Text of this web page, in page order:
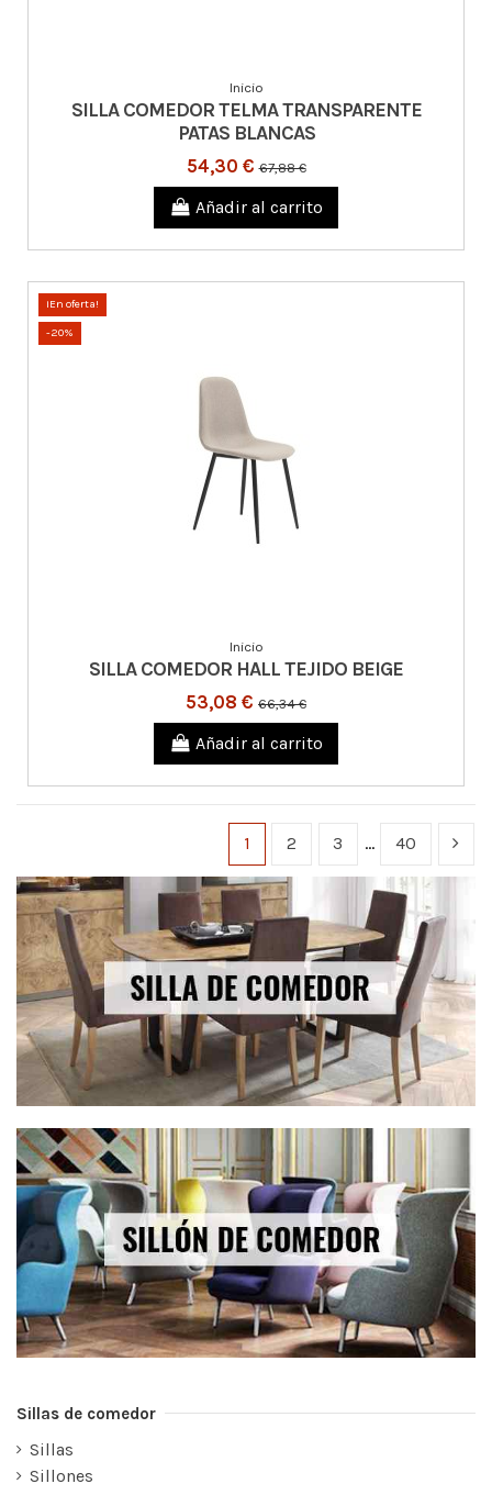
Inicio
SILLA COMEDOR TELMA TRANSPARENTE
PATAS BLANCAS
54,30 €67,88 €
Añadir al carrito
¡En oferta!
-20%
Inicio
SILLA COMEDOR HALL TEJIDO BEIGE
53,08 € 66,34 €
Añadir al carrito
1 2 3 … 40
Sillas de comedor
Sillas
Sillones